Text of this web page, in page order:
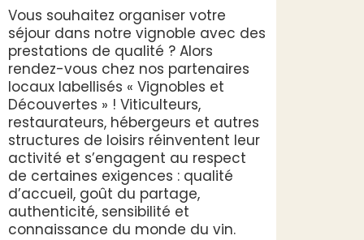
Vous souhaitez organiser votre
séjour dans notre vignoble avec des
prestations de qualité ? Alors
rendez-vous chez nos partenaires
locaux labellisés « Vignobles et
Découvertes » ! Viticulteurs,
restaurateurs, hébergeurs et autres
structures de loisirs réinventent leur
activité et s’engagent au respect
de certaines exigences : qualité
d’accueil, goût du partage,
authenticité, sensibilité et
connaissance du monde du vin.